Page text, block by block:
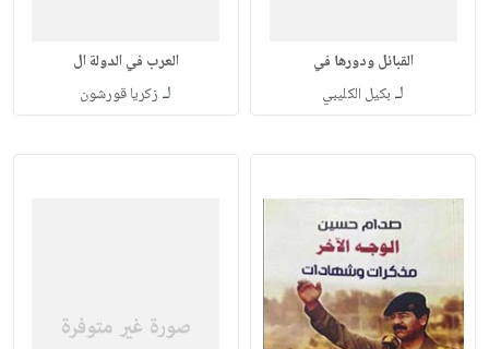
القبائل ودورها في
لـ بكيل الكليبي
العرب في الدولة ال
لـ زكريا قورشون